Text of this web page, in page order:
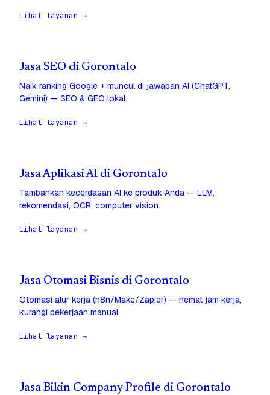
Lihat layanan →
Jasa SEO di Gorontalo
Naik ranking Google + muncul di jawaban AI (ChatGPT,
Gemini) — SEO & GEO lokal.
Lihat layanan →
Jasa Aplikasi AI di Gorontalo
Tambahkan kecerdasan AI ke produk Anda — LLM,
rekomendasi, OCR, computer vision.
Lihat layanan →
Jasa Otomasi Bisnis di Gorontalo
Otomasi alur kerja (n8n/Make/Zapier) — hemat jam kerja,
kurangi pekerjaan manual.
Lihat layanan →
Jasa Bikin Company Profile di Gorontalo